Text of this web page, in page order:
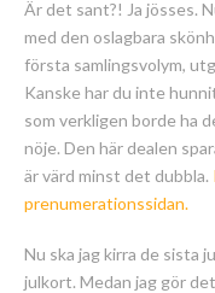
Är det sant?! Ja jösses.
med den oslagbara
första samlingsvolym,
Kanske har du inte
som verkligen borde ha
nöje. Den här dealen
är värd minst det dubbla.
prenumerationssidan.
Nu ska jag kirra de sista
julkort. Medan jag gör